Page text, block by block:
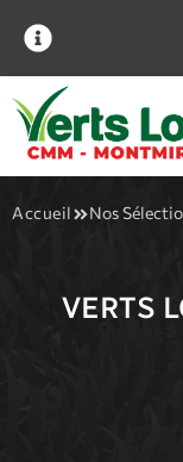
Accueil Nos
VERTS